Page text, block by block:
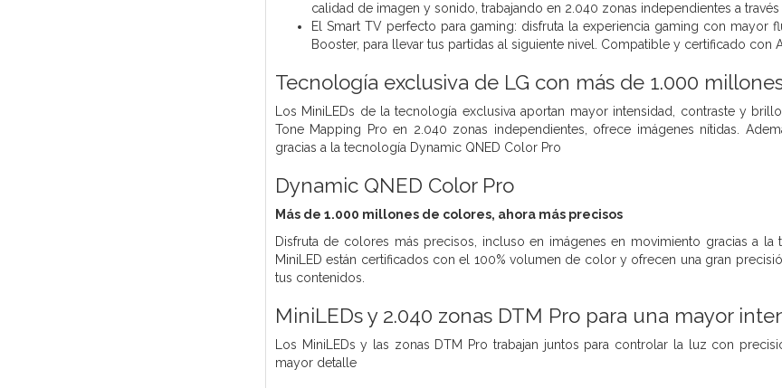
calidad de imagen y sonido, trabajando en 2.040 zonas independientes a
El Smart TV perfecto para gaming: disfruta la experiencia gaming con mayor
Booster, para llevar tus partidas al siguiente nivel. Compatible y certificado con
Tecnología exclusiva de LG con más de 1.000
Los MiniLEDs de la tecnología exclusiva aportan mayor intensidad, contraste y
Tone Mapping Pro en 2.040 zonas independientes, ofrece imágenes nítidas.
gracias a la tecnología Dynamic QNED Color Pro
Dynamic QNED Color Pro
Más de 1.000 millones de colores, ahora más precisos
Disfruta de colores más precisos, incluso en imágenes en movimiento gracias a
MiniLED están certificados con el 100% volumen de color y ofrecen una gran
tus contenidos.
MiniLEDs y 2.040 zonas DTM Pro para una mayor
Los MiniLEDs y las zonas DTM Pro trabajan juntos para controlar la luz con
mayor detalle